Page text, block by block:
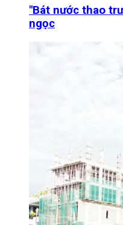
"Bát nước thao
ngọc